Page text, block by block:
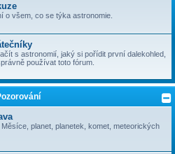
o všem, co se týka astronomie.
s astronomií, jaký si pořídit první dalekohled,
používat toto fórum.
planet, planetek, komet, meteorických